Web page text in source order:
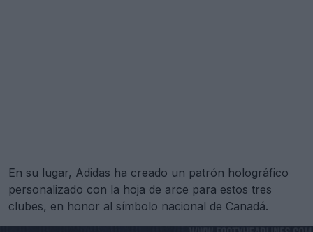
En su lugar, Adidas ha creado un patrón holográfico
personalizado con la hoja de arce para estos tres
clubes, en honor al símbolo nacional de Canadá.